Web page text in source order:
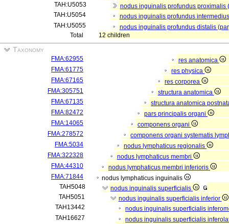
TAH:U5053
nodus inguinalis profundus proximalis
TAH:U5054
nodus inguinalis profundus
TAH:U5055
nodus inguinalis profundus distalis
Total
12 children
Taxonomy
FMA:62955
res anatomica
FMA:61775
res physica
FMA:67165
res corporea
FMA:305751
structura anatomica
FMA:67135
structura anatomica
FMA:82472
pars principalis organi
FMA:14065
componens organi
FMA:278572
componens organi systematis
FMA:5034
nodus lymphaticus regionalis
FMA:322328
nodus lymphaticus membri
FMA:44310
nodus lymphaticus membri inferioris
FMA:71844
nodus lymphaticus inguinalis
TAH5048
nodus inguinalis superficialis
TAH5051
nodus inguinalis superficialis inferior
TAH13442
nodus inguinalis superficialis
TAH16627
nodus inguinalis superficialis